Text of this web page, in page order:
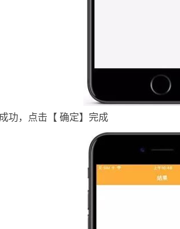
功，点击【 确定】完成